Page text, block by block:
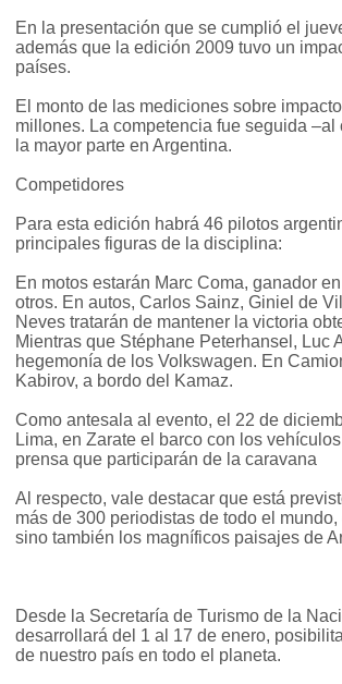
En la presentación que se cumplió el
además que la edición 2009 tuvo un
países.
El monto de las mediciones sobre
millones. La competencia fue seguida
la mayor parte en Argentina.
Competidores
Para esta edición habrá 46 pilotos
principales figuras de la disciplina:
En motos estarán Marc Coma, ganador
otros. En autos, Carlos Sainz, Giniel de
Neves tratarán de mantener la victoria
Mientras que Stéphane Peterhansel, Luc
hegemonía de los Volkswagen. En
Kabirov, a bordo del Kamaz.
Como antesala al evento, el 22 de
Lima, en Zarate el barco con los
prensa que participarán de la caravana
Al respecto, vale destacar que está
más de 300 periodistas de todo el
sino también los magníficos paisajes de
Desde la Secretaría de Turismo de la
desarrollará del 1 al 17 de enero,
de nuestro país en todo el planeta.